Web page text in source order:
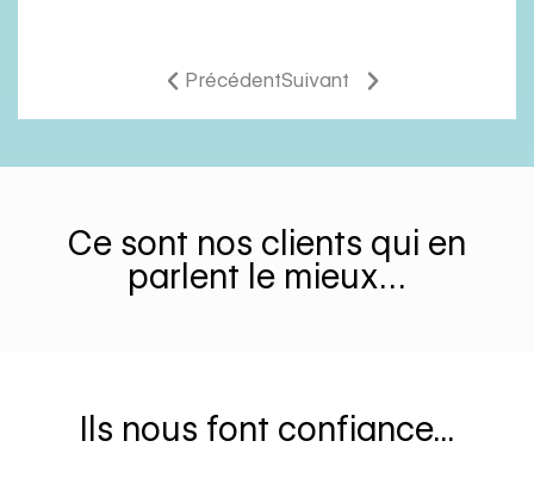
PrécédentSuivant
Ce sont nos clients qui en
parlent le mieux…
Ils nous font confiance...